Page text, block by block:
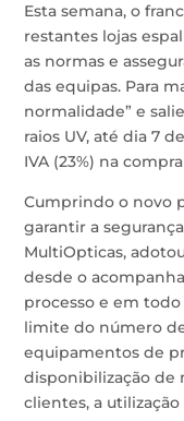
Esta semana, o
restantes lojas
as normas e
das equipas. Para
normalidade” e
raios UV, até dia 7
IVA (23%) na
Cumprindo o novo
garantir a
MultiOpticas,
desde o
processo e em
limite do número
equipamentos de
disponibilização de
clientes, a